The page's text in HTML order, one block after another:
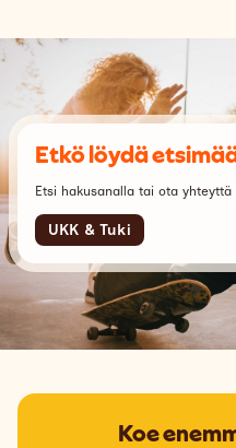
Etkö löydä
Etsi hakusanalla tai ota
UKK & Tuki
Koe